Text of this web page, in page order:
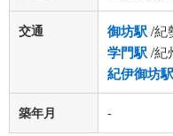
交通 御坊駅/紀
学門駅/紀
紀伊御坊駅
築年月 -